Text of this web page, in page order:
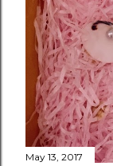
May 13, 2017